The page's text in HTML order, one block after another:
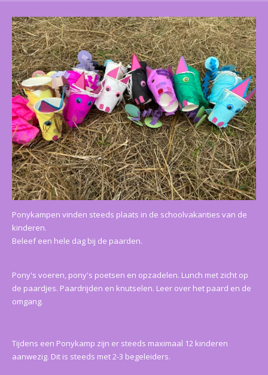
Ponykampen vinden steeds plaats in de schoolvakanties van de
kinderen.
Beleef een hele dag bij de paarden.
Pony's voeren, pony's poetsen en opzadelen. Lunch met zicht op
de paardjes. Paardrijden en knutselen. Leer over het paard en de
omgang.
Tijdens een Ponykamp zijn er steeds maximaal 12 kinderen
aanwezig. Dit is steeds met 2-3 begeleiders.